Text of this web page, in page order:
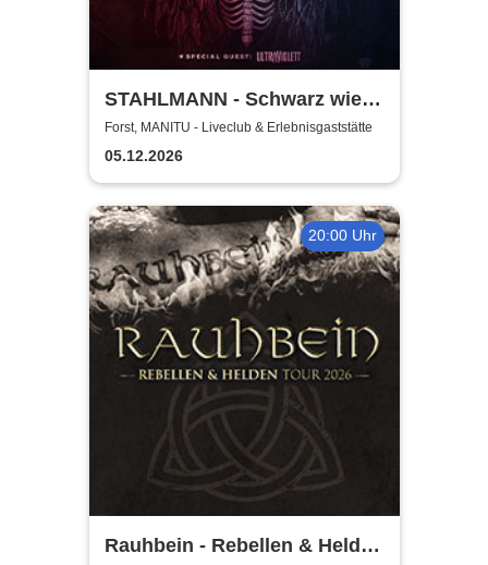
STAHLMANN - Schwarz wie
der Tod Tour 2026
Forst, MANITU - Liveclub & Erlebnisgaststätte
05.12.2026
20:00 Uhr
Rauhbein - Rebellen & Helden